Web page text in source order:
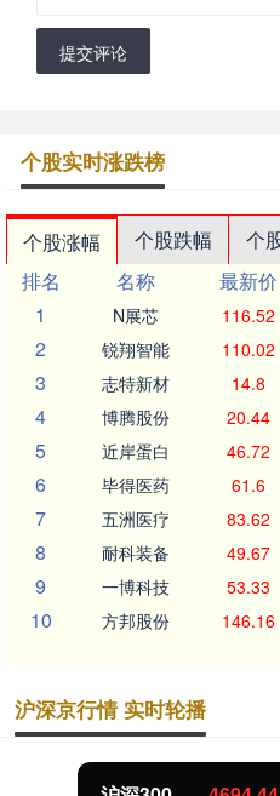
提交评论
个股实时涨跌榜
个股涨幅 个股跌幅 个
排名
名称 最新价
1
N展芯 116.52
2 锐翔智能 110.02
3 志特新材 14.8
4 博腾股份 20.44
5 近岸蛋白 46.72
6 毕得医药 61.6
7 五洲医疗 83.62
8 耐科装备 49.67
9 一博科技 53.33
10 方邦股份 146.16
沪深京行情 实时轮播